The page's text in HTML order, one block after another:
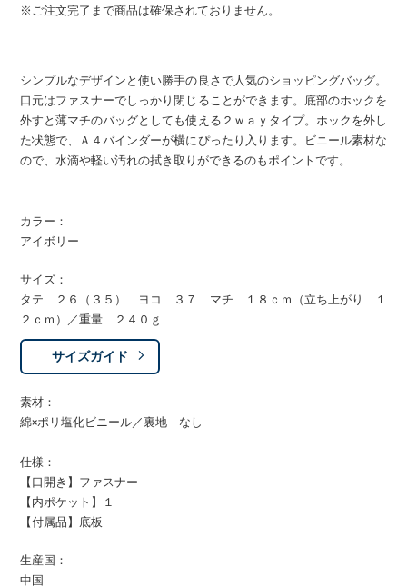
※ご注文完了まで商品は確保されておりません。
シンプルなデザインと使い勝手の良さで人気のショッピングバッグ。
口元はファスナーでしっかり閉じることができます。底部のホックを
外すと薄マチのバッグとしても使える２ｗａｙタイプ。ホックを外し
た状態で、Ａ４バインダーが横にぴったり入ります。ビニール素材な
ので、水滴や軽い汚れの拭き取りができるのもポイントです。
カラー：
アイボリー
サイズ：
タテ ２６（３５） ヨコ ３７ マチ １８ｃｍ（立ち上がり １
２ｃｍ）／重量 ２４０ｇ
サイズガイド
素材：
綿×ポリ塩化ビニール／裏地 なし
仕様：
【口開き】ファスナー
【内ポケット】１
【付属品】底板
生産国：
中国